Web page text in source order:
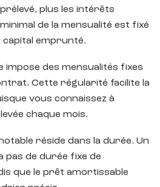
plus les intérêts
de la mensualité est fixé
capital emprunté.
impose des mensualités fixes
Cette régularité facilite la
vous connaissez à
chaque mois.
réside dans la durée. Un
pas de durée fixe de
que le prêt amortissable